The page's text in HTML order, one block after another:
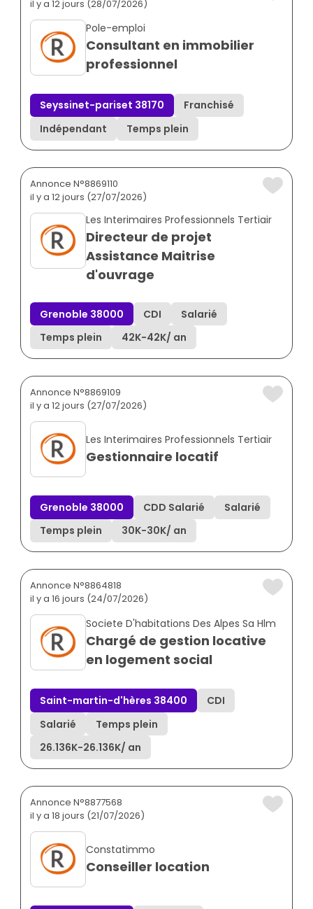
il y a 12 jours (28/07/2026)
Pole-emploi
Consultant en immobilier
professionnel
Seyssinet-pariset 38170
Franchisé
Indépendant
Temps plein
Annonce N°8869110
il y a 12 jours (27/07/2026)
Les Interimaires Professionnels Tertiair
Directeur de projet
Assistance Maitrise
d'ouvrage
Grenoble 38000 CDI
Salarié
Temps plein
42K-42K/ an
Annonce N°8869109
il y a 12 jours (27/07/2026)
Les Interimaires Professionnels Tertiair
Gestionnaire locatif
Grenoble 38000 CDD Salarié
Salarié
Temps plein
30K-30K/ an
Annonce N°8864818
il y a 16 jours (24/07/2026)
Societe D'habitations Des Alpes Sa Hlm
Chargé de gestion locative
en logement social
Saint-martin-d'hères 38400
CDI
Salarié
Temps plein
26.136K-26.136K/ an
Annonce N°8877568
il y a 18 jours (21/07/2026)
Constatimmo
Conseiller location